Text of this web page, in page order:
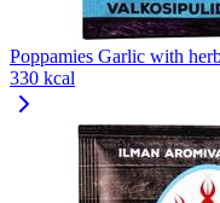
Poppamies Garlic with
330 kcal